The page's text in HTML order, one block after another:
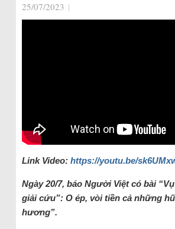
25/07/2023 |
Link Video: https://youtu.be/
Ngày 20/7, báo Người Việt có bài
giải cứu”: O ép, vòi tiền cả những
hương”.